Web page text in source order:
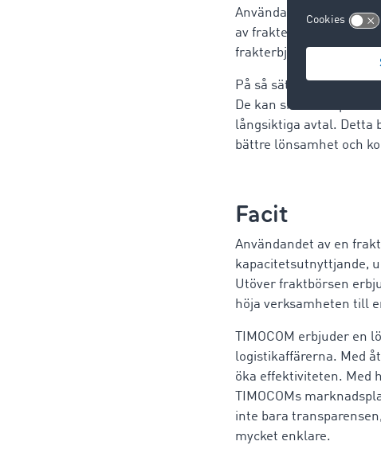
Användandet av en
av frakterbjudanden.
frakterbjudanden och
På så sätt har de
De kan snabbt
långsiktiga avtal. Detta
bättre lönsamhet och
Facit
Användandet av en
kapacitetsutnyttjande,
Utöver fraktbörsen
höja verksamheten till
TIMOCOM erbjuder
logistikaffärerna. Med
öka effektiviteten. Med
TIMOCOMs
inte bara
mycket enklare.